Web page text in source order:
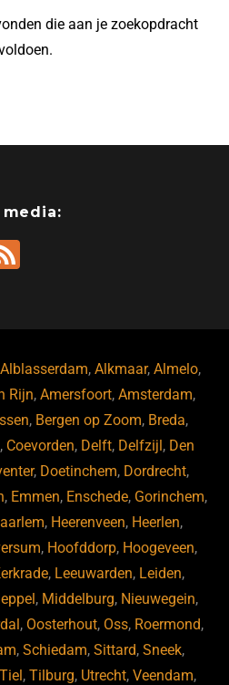
die aan je zoekopdracht
Alblasserdam,Alkmaar,Almelo,
Rijn,Amersfoort,Amsterdam,
, Bergen op Zoom, Breda,
, Coevorden, Delft, Delfzijl , Den
, Doetinchem, Dordrecht,
, Emmen, Enschede, Gorinchem,
, Heerenveen, Heerlen,
, Hoofddorp, Hoogeveen,
, Leeuwarden, Leiden,
, Middelburg, Nieuwegein,
, Oosterhout, Oss, Roermond,
, Schiedam, Sittard, Sneek,
Tiel ,Tilburg, Utrecht,Veendam,